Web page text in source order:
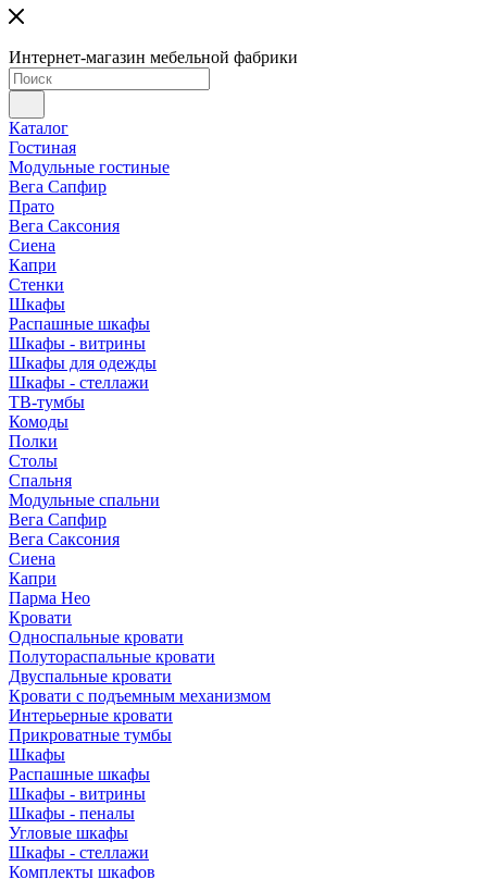
Интернет-магазин мебельной фабрики
Каталог
Гостиная
Модульные гостиные
Вега Сапфир
Прато
Вега Саксония
Сиена
Капри
Стенки
Шкафы
Распашные шкафы
Шкафы - витрины
Шкафы для одежды
Шкафы - стеллажи
ТВ-тумбы
Комоды
Полки
Столы
Спальня
Модульные спальни
Вега Сапфир
Вега Саксония
Сиена
Капри
Парма Нео
Кровати
Односпальные кровати
Полутораспальные кровати
Двуспальные кровати
Кровати с подъемным механизмом
Интерьерные кровати
Прикроватные тумбы
Шкафы
Распашные шкафы
Шкафы - витрины
Шкафы - пеналы
Угловые шкафы
Шкафы - стеллажи
Комплекты шкафов